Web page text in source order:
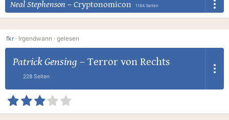
Neal Stephenson – Cryptonomicon 1184 Seiten
fkr · Irgendwann · gelesen
Patrick Gensing – Terror von Rechts
228 Seiten